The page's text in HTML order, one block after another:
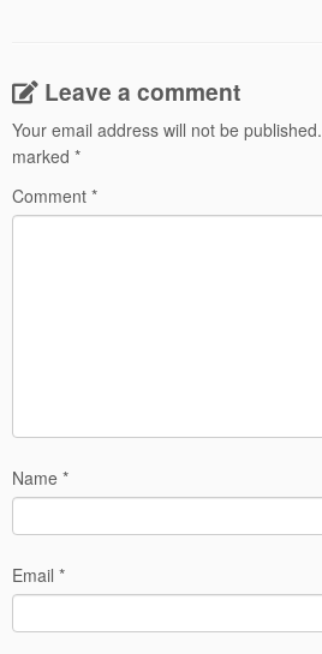
Leave a comment
Your email address will not be published.
marked *
Comment *
Name *
Email *